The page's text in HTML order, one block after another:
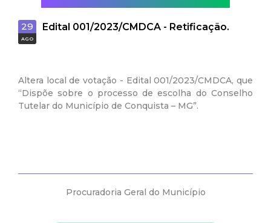
Edital 001/2023/CMDCA - Retificação.
local de votação - Edital 001/2023/CMDCA, que
sobre o processo de escolha do Conselho
do Município de Conquista – MG”.
Procuradoria Geral do Município